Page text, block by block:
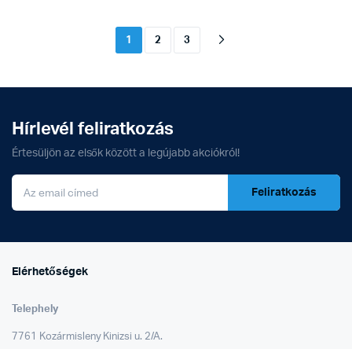
1 2 3
Hírlevél feliratkozás
Értesüljön az elsők között a legújabb akciókról!
Feliratkozás
Elérhetőségek
Telephely
7761 Kozármisleny Kinizsi u. 2/A.